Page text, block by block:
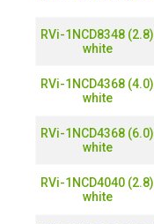
RVi-1NCD8348 (2.8)
white
RVi-1NCD4368 (4.0)
white
RVi-1NCD4368 (6.0)
white
RVi-1NCD4040 (2.8)
white